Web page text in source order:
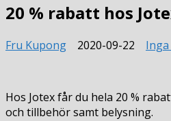
20 % rabatt hos
Fru Kupong 2020-09-22
Hos Jotex får du hela 20 %
och tillbehör samt belysning.